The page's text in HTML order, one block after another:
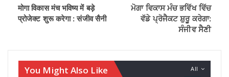
मोगा विकास मंच भविष्य में बड़े
प्रोजेक्ट शुरू करेगा : संजीव सैनी
ਮੋਗਾ ਵਿਕਾਸ ਮੰਚ ਭਵਿੱਖ ਵਿੱਚ
ਵੱਡੇ ਪ੍ਰੋਜੈਕਟ ਸ਼ੁਰੂ ਕਰੇਗਾ:
ਸੰਜੀਵ ਸੈਣੀ
All
You Might Also Like